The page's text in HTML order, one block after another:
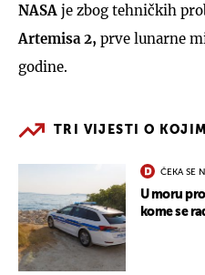
NASA je zbog tehničkih
Artemisa 2, prve lunarne
godine.
TRI VIJESTI O
ČEKA SE
U moru
kome se